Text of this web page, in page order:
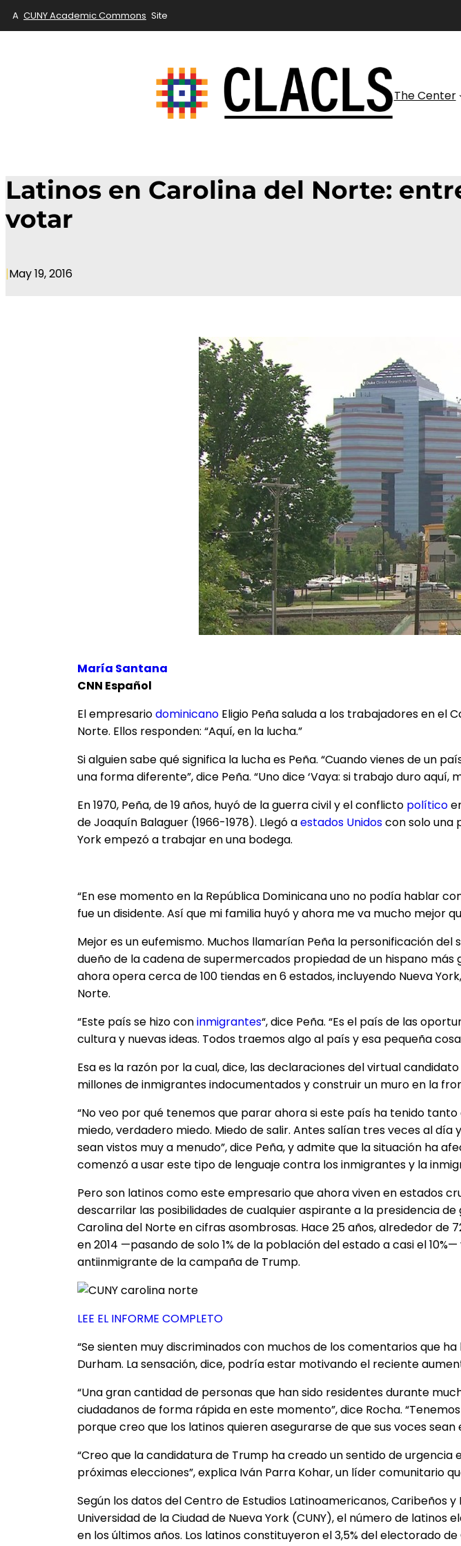
A CUNY Academic Commons Site
The Center
Latinos en Carolina del Norte:
votar
|May 19, 2016
María Santana
CNN Español
El empresariodominicano Eligio Peña saluda a los trabajadores en el
Norte. Ellos responden: “Aquí, en la lucha.”
Si alguien sabe qué significa la lucha es Peña. “Cuando vienes de un
una forma diferente”, dice Peña. “Uno dice ‘Vaya: si trabajo duro
En 1970, Peña, de 19 años, huyó de la guerra civil y el conflicto político
de Joaquín Balaguer (1966-1978). Llegó aestados Unidoscon solo una
York empezó a trabajar en una bodega.
“En ese momento en la República Dominicana uno no podía hablar
fue un disidente. Así que mi familia huyó y ahora me va mucho mejor
Mejor es un eufemismo. Muchos llamarían Peña la personificación
dueño de la cadena de supermercados propiedad de un hispano
ahora opera cerca de 100 tiendas en 6 estados, incluyendo Nueva
Norte.
“Este país se hizo coninmigrantes“, dice Peña. “Es el país de las
cultura y nuevas ideas. Todos traemos algo al país y esa pequeña
Esa es la razón por la cual, dice, las declaraciones del virtual
millones de inmigrantes indocumentados y construir un muro en la
“No veo por qué tenemos que parar ahora si este país ha tenido
miedo, verdadero miedo. Miedo de salir. Antes salían tres veces al
sean vistos muy a menudo”, dice Peña, y admite que la situación ha
comenzó a usar este tipo de lenguaje contra los inmigrantes y la
Pero son latinos como este empresario que ahora viven en estados
descarrilar las posibilidades de cualquier aspirante a la presidencia
Carolina del Norte en cifras asombrosas. Hace 25 años, alrededor de
en 2014 —pasando de solo 1% de la población del estado a casi el
antiinmigrante de la campaña de Trump.
LEE EL INFORME COMPLETO
“Se sienten muy discriminados con muchos de los comentarios que
Durham. La sensación, dice, podría estar motivando el reciente
“Una gran cantidad de personas que han sido residentes durante
ciudadanos de forma rápida en este momento”, dice Rocha.
porque creo que los latinos quieren asegurarse de que sus voces sean
“Creo que la candidatura de Trump ha creado un sentido de
próximas elecciones”, explica Iván Parra Kohar, un líder comunitario
Según los datos del Centro de Estudios Latinoamericanos, Caribeños
Universidad de la Ciudad de Nueva York (CUNY), el número de
en los últimos años. Los latinos constituyeron el 3,5% del electorado